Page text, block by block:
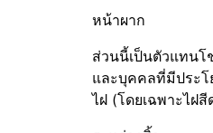
หน้าผาก
ส่วนนี้เป็นตัวแทนโ
และบุคคลที่มีประ
ไฝ (โดยเฉพาะไฝ